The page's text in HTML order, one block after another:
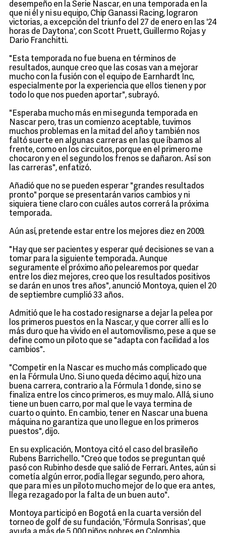
desempeño en la Serie Nascar, en una temporada en la
que ni él y ni su equipo, Chip Ganassi Racing, lograron
victorias, a excepción del triunfo del 27 de enero en las '24
horas de Daytona', con Scott Pruett, Guillermo Rojas y
Dario Franchitti.
"Esta temporada no fue buena en términos de
resultados, aunque creo que las cosas van a mejorar
mucho con la fusión con el equipo de Earnhardt Inc,
especialmente por la experiencia que ellos tienen y por
todo lo que nos pueden aportar", subrayó.
"Esperaba mucho más en mi segunda temporada en
Nascar pero, tras un comienzo aceptable, tuvimos
muchos problemas en la mitad del año y también nos
faltó suerte en algunas carreras en las que íbamos al
frente, como en los circuitos, porque en el primero me
chocaron y en el segundo los frenos se dañaron. Así son
las carreras", enfatizó.
Añadió que no se pueden esperar "grandes resultados
pronto" porque se presentarán varios cambios y ni
siquiera tiene claro con cuáles autos correrá la próxima
temporada.
Aún así, pretende estar entre los mejores diez en 2009.
"Hay que ser pacientes y esperar qué decisiones se van a
tomar para la siguiente temporada. Aunque
seguramente el próximo año pelearemos por quedar
entre los diez mejores, creo que los resultados positivos
se darán en unos tres años", anunció Montoya, quien el 20
de septiembre cumplió 33 años.
Admitió que le ha costado resignarse a dejar la pelea por
los primeros puestos en la Nascar, y que correr allí es lo
más duro que ha vivido en el automovilismo, pese a que se
define como un piloto que se "adapta con facilidad a los
cambios".
"Competir en la Nascar es mucho más complicado que
en la Fórmula Uno. Si uno queda décimo aquí, hizo una
buena carrera, contrario a la Fórmula 1 donde, si no se
finaliza entre los cinco primeros, es muy malo. Allá, si uno
tiene un buen carro, por mal que le vaya termina de
cuarto o quinto. En cambio, tener en Nascar una buena
máquina no garantiza que uno llegue en los primeros
puestos", dijo.
En su explicación, Montoya citó el caso del brasileño
Rubens Barrichello. "Creo que todos se preguntan qué
pasó con Rubinho desde que salió de Ferrari. Antes, aún si
cometía algún error, podía llegar segundo, pero ahora,
que para mi es un piloto mucho mejor de lo que era antes,
llega rezagado por la falta de un buen auto".
Montoya participó en Bogotá en la cuarta versión del
torneo de golf de su fundación, 'Fórmula Sonrisas', que